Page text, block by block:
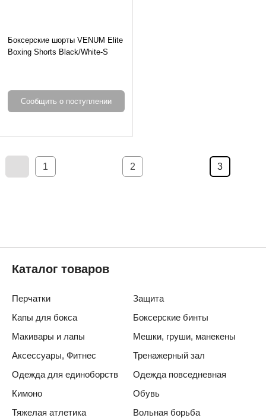
Боксерские шорты VENUM Elite
Boxing Shorts Black/White-S
Сообщить о поступлении
1 2 3
Каталог товаров
Перчатки
Защита
Капы для бокса
Боксерские бинты
Макивары и лапы
Мешки, груши, манекены
Аксессуары, Фитнес
Тренажерный зал
Одежда для единоборств
Одежда повседневная
Кимоно
Обувь
Тяжелая атлетика
Вольная борьба